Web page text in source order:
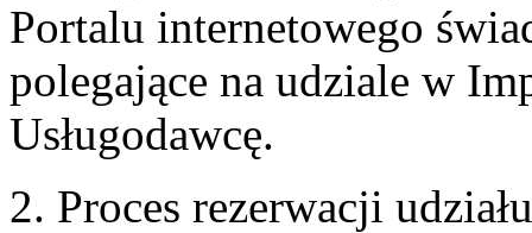
Portalu internetowego
polegające na udziale w
Usługodawcę.
2. Proces rezerwacji